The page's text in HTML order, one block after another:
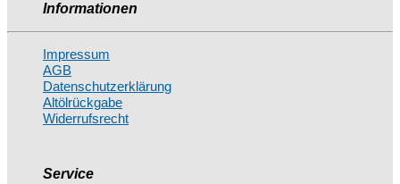
Informationen
Impressum
AGB
Datenschutzerklärung
Altölrückgabe
Widerrufsrecht
Service